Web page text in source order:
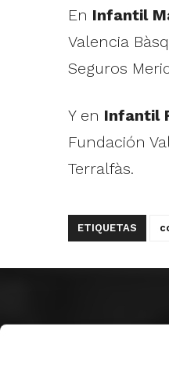
En Infantil
Valencia
Seguros
Y en Infantil
Fundación
Terralfàs.
ETIQUETAS